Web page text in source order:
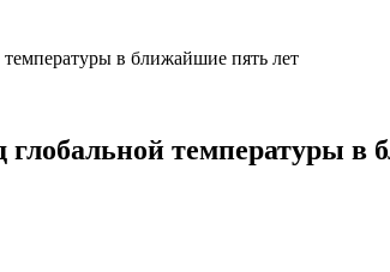
в ближайшие пять лет
глобальной температуры в